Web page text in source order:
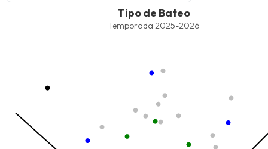
Combination chart with 8 data series.
The chart has 1 X axis displaying values. Data ranges from -
The chart has 1 Y axis displaying values. Data ranges from -
Tipo de Bateo
Temporada 2025-2026